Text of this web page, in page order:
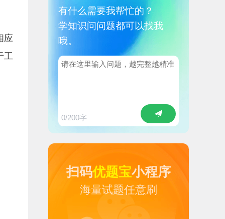
应
工
有什么需要我帮忙的？
学知识问问题都可以找我
哦。
0/200字
扫码优题宝小程序
海量试题任意刷